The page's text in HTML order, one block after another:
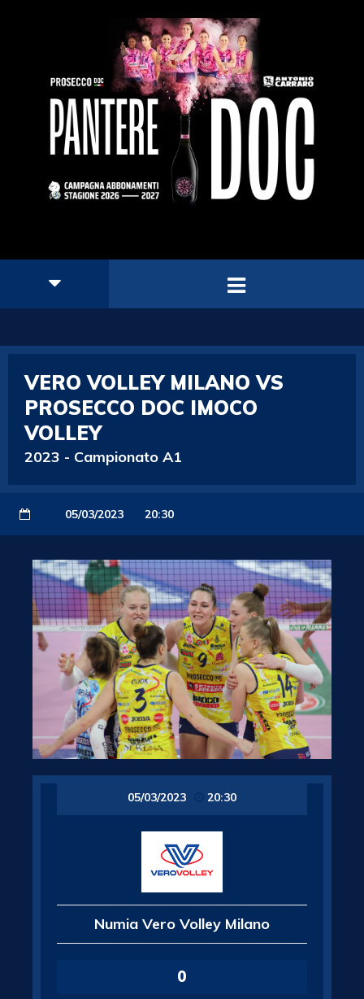
VERO VOLLEY MILANO VS
PROSECCO DOC IMOCO
VOLLEY
2023 - Campionato A1
05/03/2023 20:30
05/03/2023 20:30
Numia Vero Volley Milano
0